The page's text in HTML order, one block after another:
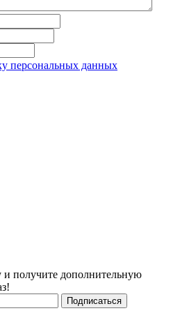
персональных данных
получите дополнительную